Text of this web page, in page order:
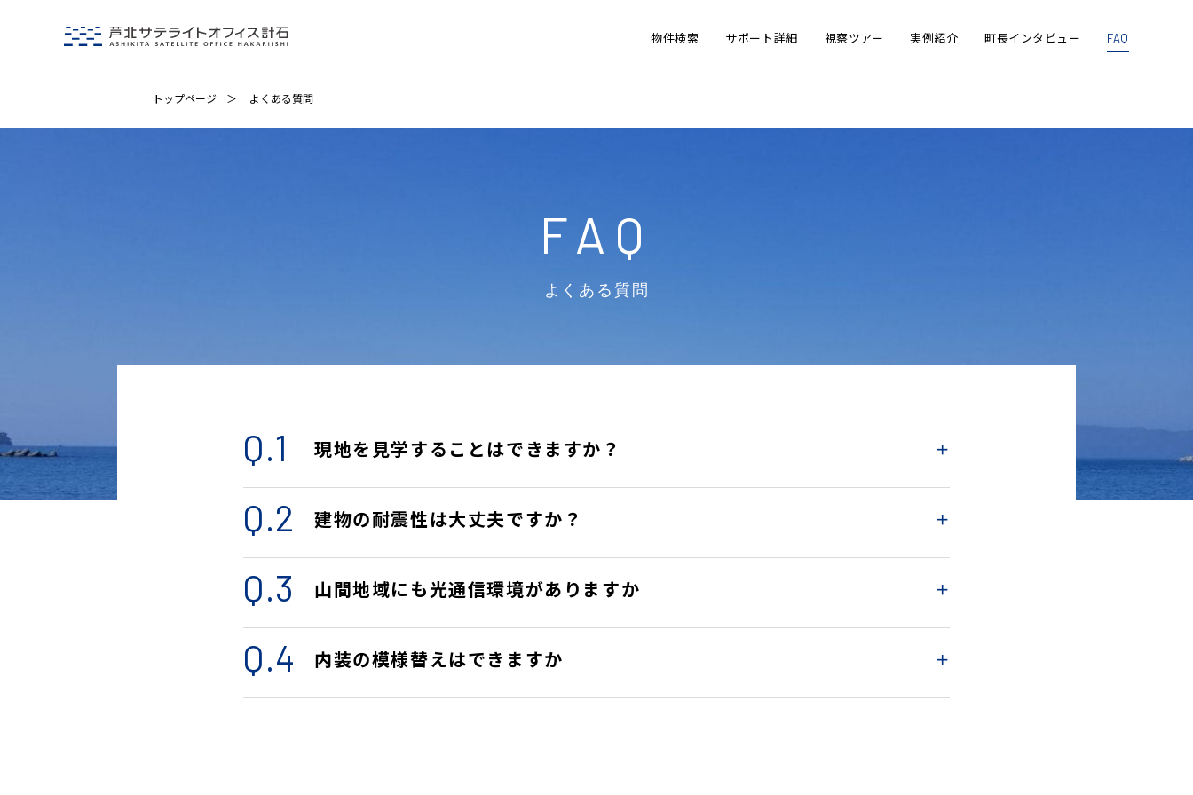
物件検索 サポート詳細 視察ツアー 実例紹介 町長インタビュー FAQ
トップページ よくある質問
FAQ
よくある質問
現地を見学することはできますか？
建物の耐震性は大丈夫ですか？
山間地域にも光通信環境がありますか
内装の模様替えはできますか